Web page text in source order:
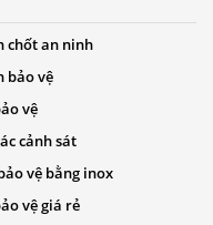
chốt an ninh
bảo vệ
vệ
cảnh sát
vệ bằng inox
vệ giá rẻ